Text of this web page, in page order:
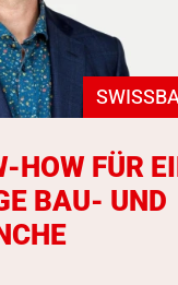
HOW FÜR
BAU- UND